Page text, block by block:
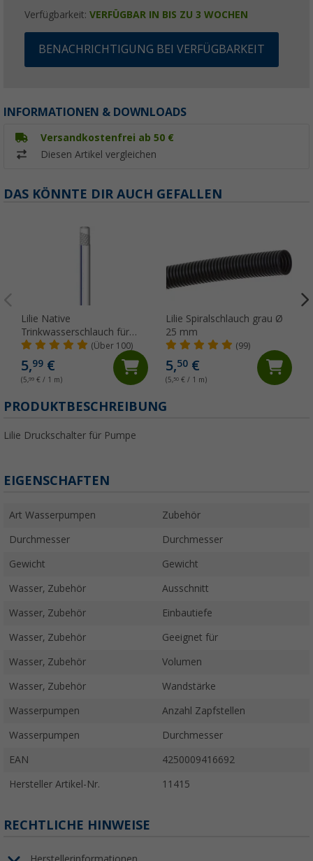
Verfügbarkeit: VERFÜGBAR IN BIS ZU 3 WOCHEN
BENACHRICHTIGUNG BEI VERFÜGBARKEIT
INFORMATIONEN & DOWNLOADS
Versandkostenfrei ab 50 €
Diesen Artikel vergleichen
DAS KÖNNTE DIR AUCH GEFALLEN
Lilie Native
Trinkwasserschlauch für
Kaltwasser 10x15 mm
(Meterware)
(Über 100)
5,99 €
(5,99 € / 1 m)
Lilie Spiralschlauch grau Ø
25 mm
(99)
5,50€
(5,50€ / 1 m)
PRODUKTBESCHREIBUNG
Lilie Druckschalter für Pumpe
EIGENSCHAFTEN
Art Wasserpumpen Zubehör
Durchmesser Durchmesser
Gewicht Gewicht
Wasser, Zubehör Ausschnitt
Wasser, Zubehör Einbautiefe
Wasser, Zubehör Geeignet für
Wasser, Zubehör Volumen
Wasser, Zubehör Wandstärke
Wasserpumpen Anzahl Zapfstellen
Wasserpumpen Durchmesser
EAN 4250009416692
Hersteller Artikel-Nr. 11415
RECHTLICHE HINWEISE